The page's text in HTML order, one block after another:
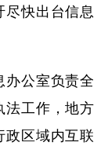
快出台信息
公室负责全
法工作，地方
区域内互联